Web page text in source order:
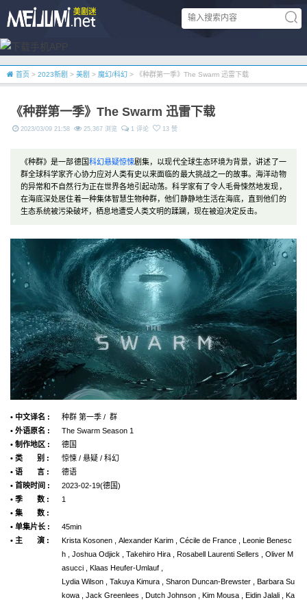
首页 > 2023新剧 > 美剧 > 魔幻/科幻 > 《种群第一季》The Swarm 迅雷下载
《种群第一季》The Swarm 迅雷下载
2023/03/09 21:58 25,367 浏览 1 评论 13 赞
《种群》是一部德国科幻悬疑惊悚剧集，以现代全球生态环境为背景，讲述了一
群全球科学家齐心协力应对人类有史以来面临的最大挑战之一的故事。海洋动物
的异常和不自然行为正在世界各地引起动荡。科学家有了令人毛骨悚然地发现，
在海底深处居住着一种集体智慧生物种群，他们静静地生活在海底，直到他们的
生态系统被污染破坏，栖息地遭受人类文明的蹂躏，现在被迫决定反击。
• 中文译名 :
种群 第一季 / 群
• 外语原名 :
The Swarm Season 1
• 制作地区 :
德国
• 类 别 :
惊悚 / 悬疑 / 科幻
• 语 言 :
德语
• 首映时间 :
2023-02-19(德国)
• 季 数 :
1
• 集 数 :
• 单集片长 :
45min
• 主 演 :
Krista Kosonen , Alexander Karim , Cécile de France , Leonie Benesc
h , Joshua Odjick , Takehiro Hira , Rosabell Laurenti Sellers , Oliver M
asucci , Klaas Heufer-Umlauf ,
Lydia Wilson , Takuya Kimura , Sharon Duncan-Brewster , Barbara Su
kowa , Jack Greenlees , Dutch Johnson , Kim Mousa , Eidin Jalali , Ka